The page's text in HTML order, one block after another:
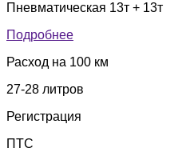
Пневматическая 13т + 13т
Подробнее
Расход на 100 км
27-28 литров
Регистрация
ПТС